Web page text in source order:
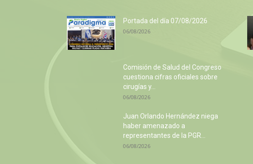
Portada del día 07/08/2026
06/08/2026
Comisión de Salud del Congreso
cuestiona cifras oficiales sobre
cirugías y...
06/08/2026
Juan Orlando Hernández niega
haber amenazado a
representantes de la PGR...
06/08/2026